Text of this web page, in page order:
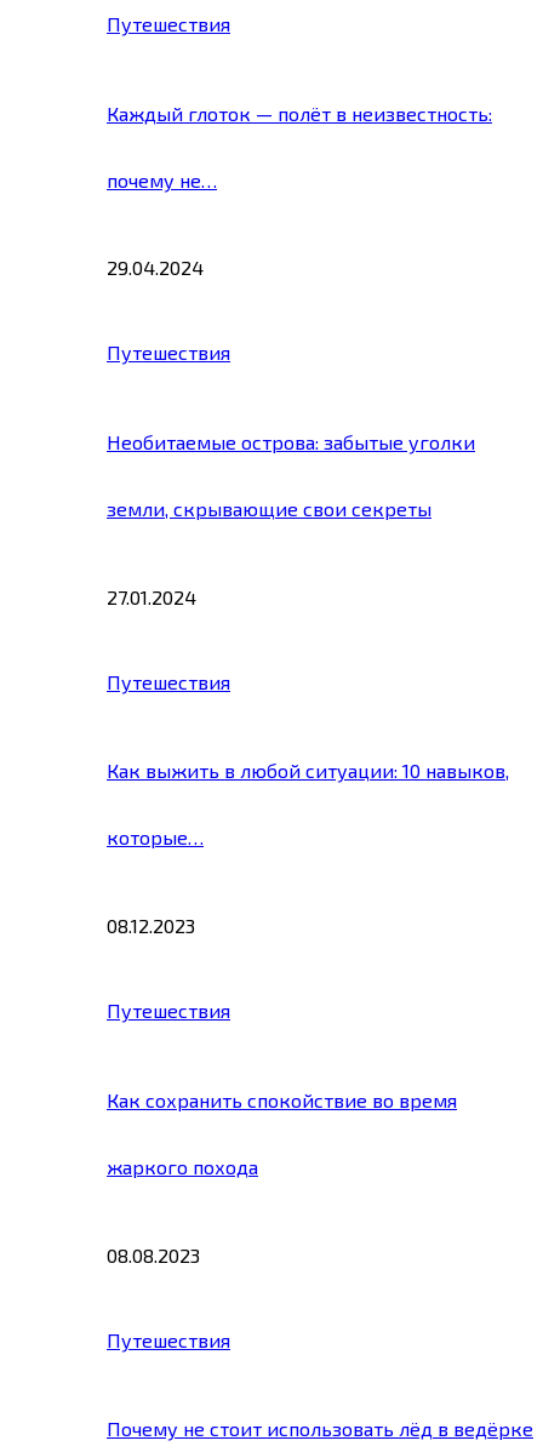
Путешествия
Каждый глоток — полёт в неизвестность:
почему не…
29.04.2024
Путешествия
Необитаемые острова: забытые уголки
земли, скрывающие свои секреты
27.01.2024
Путешествия
Как выжить в любой ситуации: 10 навыков,
которые…
08.12.2023
Путешествия
Как сохранить спокойствие во время
жаркого похода
08.08.2023
Путешествия
Почему не стоит использовать лёд в ведёрке